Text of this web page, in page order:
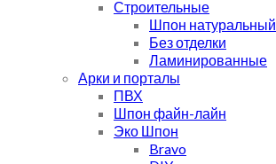
Строительные
Шпон натуральный
Без отделки
Ламинированные
Арки и порталы
ПВХ
Шпон файн-лайн
Эко Шпон
Bravo